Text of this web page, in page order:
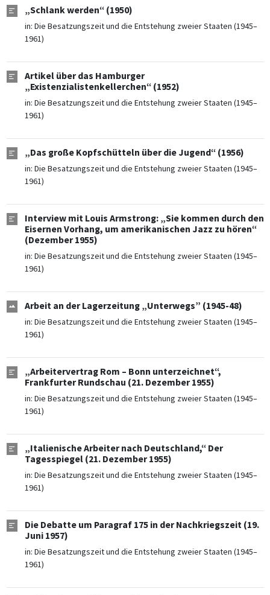
„Schlank werden“ (1950)
in: Die Besatzungszeit und die Entstehung zweier Staaten (1945–
1961)
Artikel über das Hamburger
„Existenzialistenkellerchen“ (1952)
in: Die Besatzungszeit und die Entstehung zweier Staaten (1945–
1961)
„Das große Kopfschütteln über die Jugend“ (1956)
in: Die Besatzungszeit und die Entstehung zweier Staaten (1945–
1961)
Interview mit Louis Armstrong: „Sie kommen durch den
Eisernen Vorhang, um amerikanischen Jazz zu hören“
(Dezember 1955)
in: Die Besatzungszeit und die Entstehung zweier Staaten (1945–
1961)
Arbeit an der Lagerzeitung „Unterwegs” (1945-48)
in: Die Besatzungszeit und die Entstehung zweier Staaten (1945–
1961)
„Arbeitervertrag Rom – Bonn unterzeichnet“,
Frankfurter Rundschau (21. Dezember 1955)
in: Die Besatzungszeit und die Entstehung zweier Staaten (1945–
1961)
„Italienische Arbeiter nach Deutschland,“ Der
Tagesspiegel (21. Dezember 1955)
in: Die Besatzungszeit und die Entstehung zweier Staaten (1945–
1961)
Die Debatte um Paragraf 175 in der Nachkriegszeit (19.
Juni 1957)
in: Die Besatzungszeit und die Entstehung zweier Staaten (1945–
1961)